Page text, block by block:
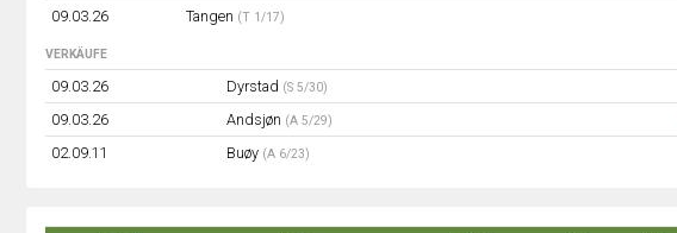
09.03.26
Tangen (T 1/17)
VERKÄUFE
09.03.26 Dyrstad (S 5/30)
09.03.26
Andsjøn (A 5/29)
02.09.11
Buøy (A 6/23)